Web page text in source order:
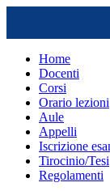
Home
Docenti
Corsi
Orario lezioni
Aule
Appelli
Iscrizione
Tirocinio/Tesi
Regolamenti